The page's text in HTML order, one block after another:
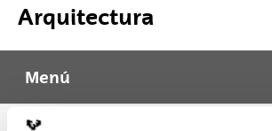
Arquitectura
Grado en Fundamentos de
Menú